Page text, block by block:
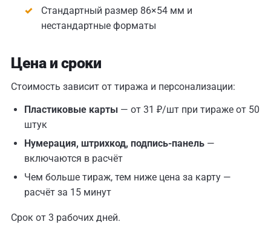
Стандартный размер 86×54 мм и
нестандартные форматы
Цена и сроки
Стоимость зависит от тиража и персонализации:
Пластиковые карты — от 31 ₽/шт при тираже от 50
штук
Нумерация, штрихкод, подпись-панель —
включаются в расчёт
Чем больше тираж, тем ниже цена за карту —
расчёт за 15 минут
Срок от 3 рабочих дней.